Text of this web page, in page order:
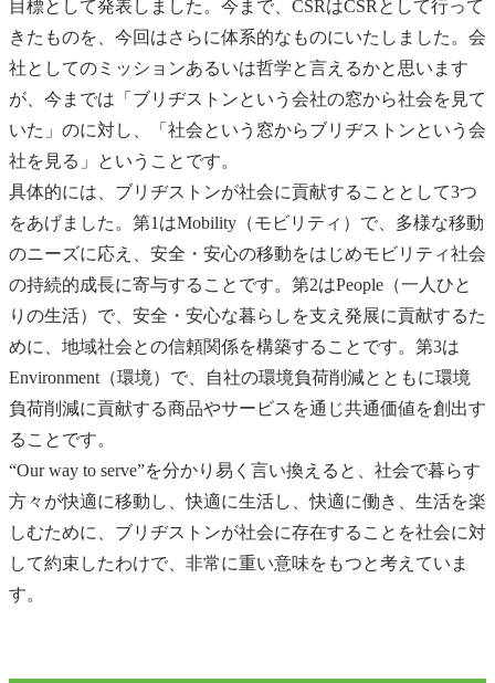
目標として発表しました。今まで、CSRはCSRとして行って
きたものを、今回はさらに体系的なものにいたしました。会
社としてのミッションあるいは哲学と言えるかと思います
が、今までは「ブリヂストンという会社の窓から社会を見て
いた」のに対し、「社会という窓からブリヂストンという会
社を見る」ということです。
具体的には、ブリヂストンが社会に貢献することとして3つ
をあげました。第1はMobility（モビリティ）で、多様な移動
のニーズに応え、安全・安心の移動をはじめモビリティ社会
の持続的成長に寄与することです。第2はPeople（一人ひと
りの生活）で、安全・安心な暮らしを支え発展に貢献するた
めに、地域社会との信頼関係を構築することです。第3は
Environment（環境）で、自社の環境負荷削減とともに環境
負荷削減に貢献する商品やサービスを通じ共通価値を創出す
ることです。
“Our way to serve”を分かり易く言い換えると、社会で暮らす
方々が快適に移動し、快適に生活し、快適に働き、生活を楽
しむために、ブリヂストンが社会に存在することを社会に対
して約束したわけで、非常に重い意味をもつと考えていま
す。